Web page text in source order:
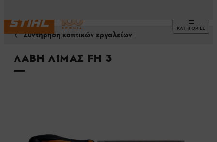
ΚΑΤΗΓΟΡΙΕΣ
Συντήρηση κοπτικών εργαλείων
Λαβή λίμας FH 3